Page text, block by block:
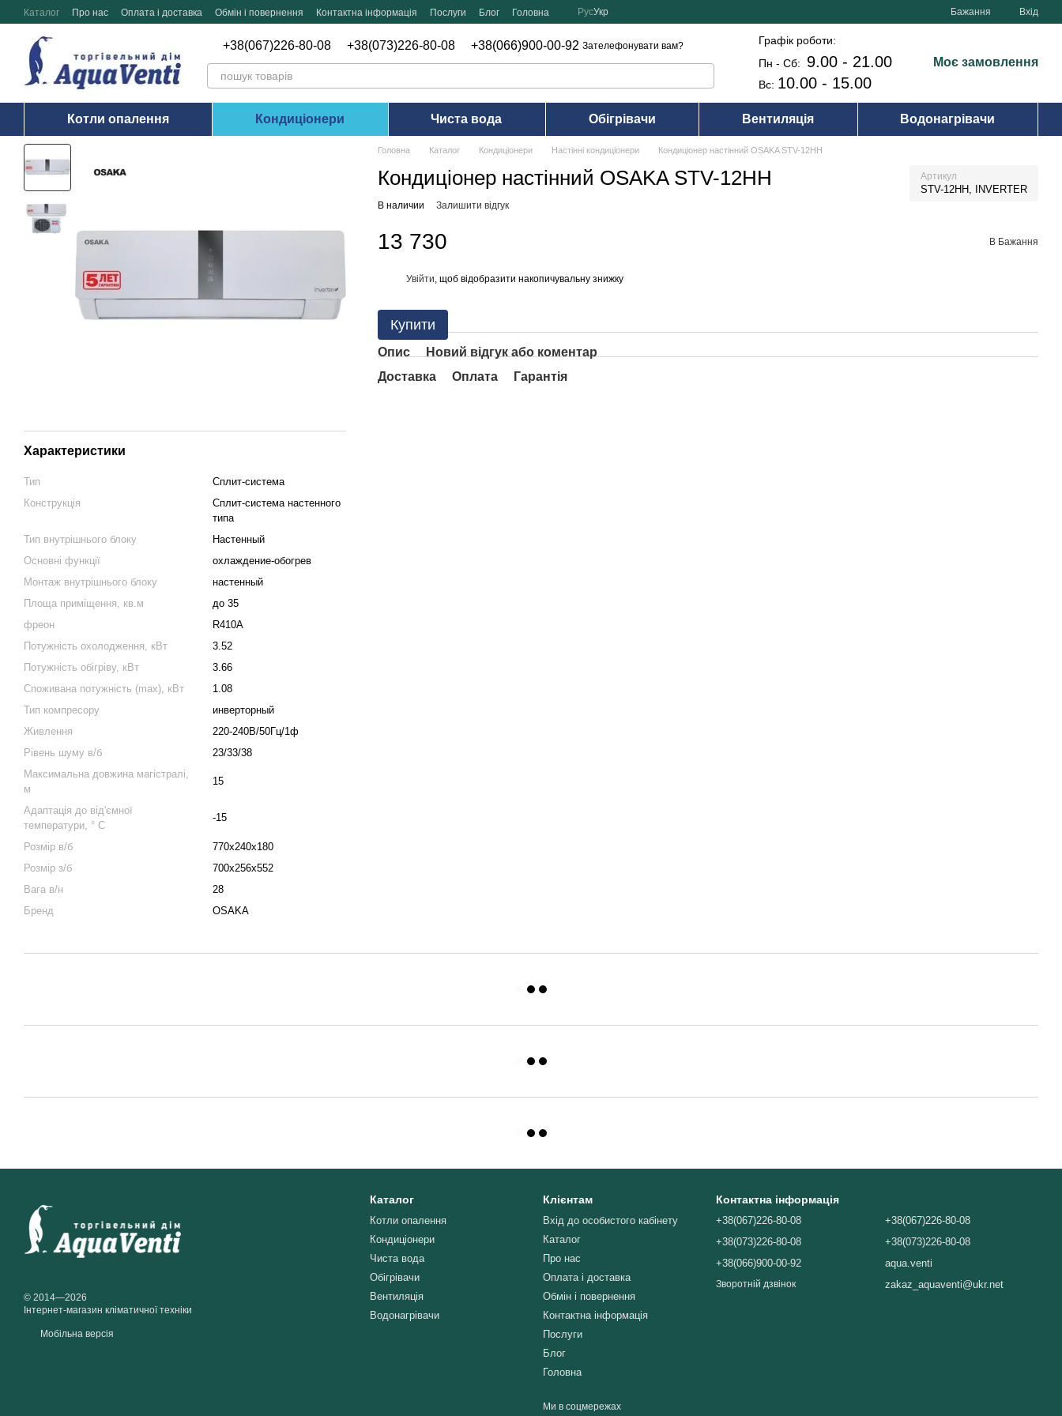
Перейти до основного контенту
Каталог Про нас Оплата і доставка Обмін і повернення Контактна інформація Послуги Блог Головна РусУкр Бажання Вхід
+38(067)226-80-08 +38(073)226-80-08 +38(066)900-00-92 Зателефонувати вам?
Графік роботи:
Пн - Сб: 9.00 - 21.00
Вс: 10.00 - 15.00
Моє замовлення
Котли опалення Кондиціонери Чиста вода Обігрівачи Вентиляція Водонагрівачи
Характеристики
Тип
Сплит-система
Конструкція
Cплит-система настенного
типа
Тип внутрішнього блоку
Настенный
Основні функції
охлаждение-обогрев
Монтаж внутрішнього блоку
настенный
Площа приміщення, кв.м
до 35
фреон
R410A
Потужність охолодження, кВт
3.52
Потужність обігріву, кВт
3.66
Споживана потужність (max), кВт
1.08
Тип компресору
инверторный
Живлення
220-240В/50Гц/1ф
Рівень шуму в/б
23/33/38
Максимальна довжина магістралі,
м
15
Адаптація до від'ємної
температури, ° C
-15
Розмір в/б
770x240x180
Розмір з/б
700x256x552
Вага в/н
28
Бренд
OSAKA
Головна Каталог Кондиціонери Настінні кондиціонери Кондиціонер настінний OSAKA STV-12HH
Кондиціонер настінний OSAKA STV-12HH Артикул
STV-12HH, INVERTER
В наличии Залишити відгук
13 730 В Бажання
Увійти , щоб відобразити накопичувальну знижку
Купити
Опис
Новий відгук або коментар
Доставка
Оплата Гарантія
© 2014—2026
Інтернет-магазин кліматичної техніки
Мобільна версія
Каталог
Котли опалення
Кондиціонери
Чиста вода
Обігрівачи
Вентиляція
Водонагрівачи
Клієнтам
Вхід до особистого кабінету
Каталог
Про нас
Оплата і доставка
Обмін і повернення
Контактна інформація
Послуги
Блог
Головна
Ми в соцмережах
Контактна інформація
+38(067)226-80-08
+38(073)226-80-08
+38(066)900-00-92
Зворотній дзвінок
+38(067)226-80-08
+38(073)226-80-08
aqua.venti
zakaz_aquaventi@ukr.net